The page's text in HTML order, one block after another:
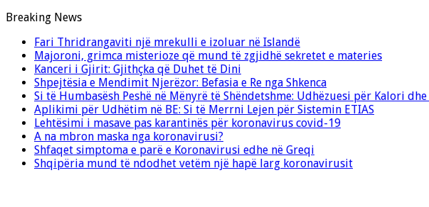
Breaking News
Fari Thridrangaviti një mrekulli e izoluar në Islandë
Majoroni, grimca misterioze që mund të zgjidhë sekretet e materies
Kanceri i Gjirit: Gjithçka që Duhet të Dini
Shpejtësia e Mendimit Njerëzor: Befasia e Re nga Shkenca
Si të Humbasësh Peshë në Mënyrë të Shëndetshme: Udhëzuesi për Kalori
Aplikimi për Udhëtim në BE: Si të Merrni Lejen për Sistemin ETIAS
Lehtësimi i masave pas karantinës për koronavirus covid-19
A na mbron maska nga koronavirusi?
Shfaqet simptoma e parë e Koronavirusi edhe në Greqi
Shqipëria mund të ndodhet vetëm një hapë larg koronavirusit